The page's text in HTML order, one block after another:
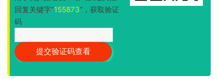
回复关键字“155873”，获取验证
码